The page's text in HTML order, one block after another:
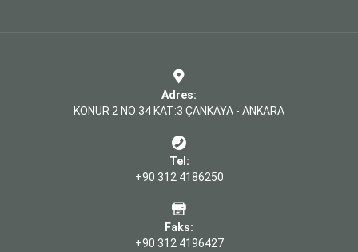
Adres:
KONUR 2 NO:34 KAT:3 ÇANKAYA - ANKARA
Tel:
+90 312 4186250
Faks:
+90 312 4196427